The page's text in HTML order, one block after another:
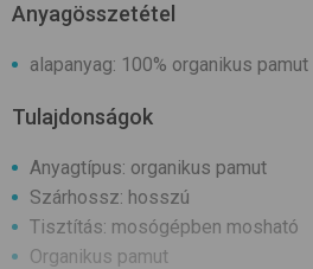
Anyagösszetétel
alapanyag: 100% organikus pamut
Tulajdonságok
Anyagtípus: organikus pamut
Szárhossz: hosszú
Tisztítás: mosógépben mosható
Organikus pamut